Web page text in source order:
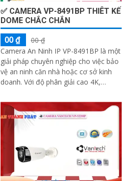
✅ CAMERA VP-8491BP THIÊT KẾ
DOME CHẮC CHẮN
00 ₫
00 ₫
Camera An Ninh IP VP-8491BP là một
giải pháp chuyên nghiệp cho việc bảo
vệ an ninh căn nhà hoặc cơ sở kinh
doanh. Với độ phân giải cao 4K,
xem hình ảnh sắc nét và chi tiết từ xa